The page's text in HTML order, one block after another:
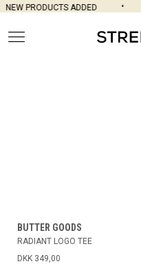
NEW PRODUCTS ADDED
BUTTER GOODS
RADIANT LOGO TEE
DKK 349,00